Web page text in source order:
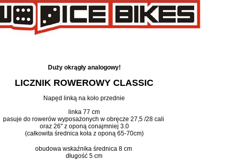
Duży okrągły analogowy!
LICZNIK ROWEROWY CLASSIC
Napęd linką na koło przednie
linka 77 cm
pasuje do rowerów wyposażonych w obręcze 27,5 /28 cali
oraz 26" z oponą conajmniej 3.0
(całkowita średnica koła z oponą 65-70cm)
obudowa wskaźnika średnica 8 cm
długość 5 cm